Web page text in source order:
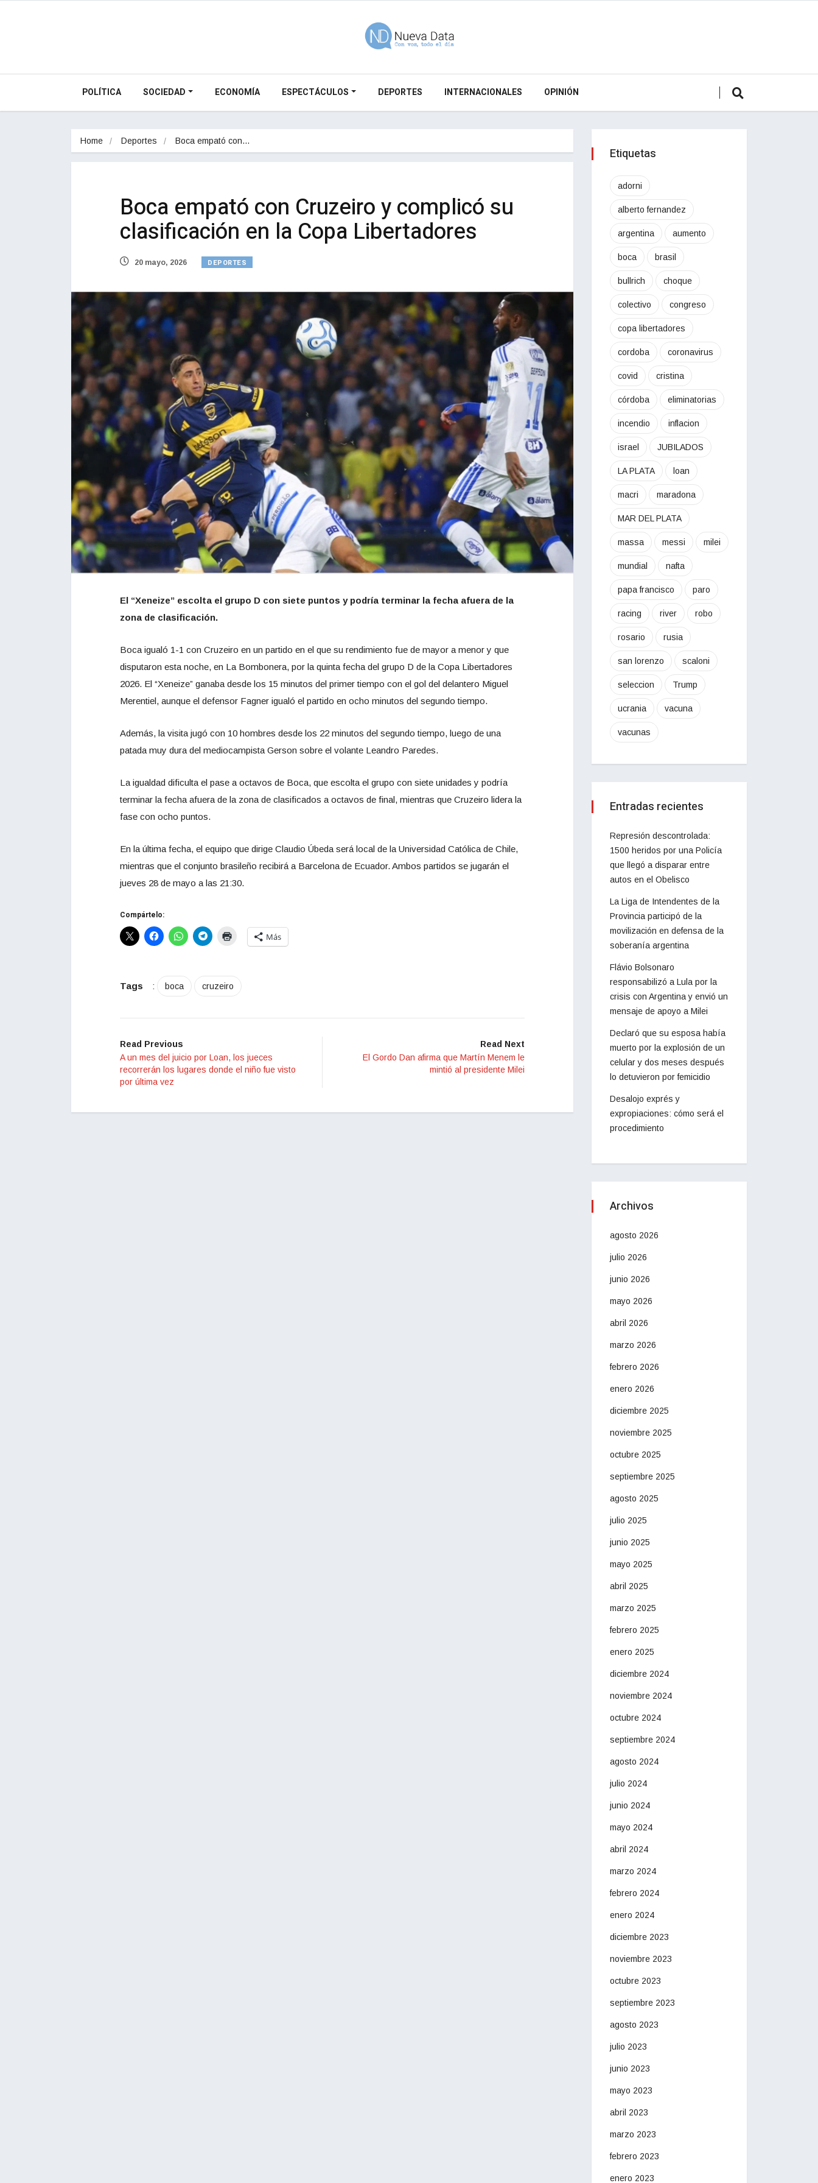
POLÍTICA SOCIEDAD ECONOMÍA ESPECTÁCULOS DEPORTES INTERNACIONALES OPINIÓN
Home Deportes Boca empató con…
Boca empató con Cruzeiro y complicó su
clasificación en la Copa Libertadores
20 mayo, 2026 DEPORTES
El “Xeneize” escolta el grupo D con siete puntos y podría terminar la fecha afuera de la
zona de clasificación.
Boca igualó 1-1 con Cruzeiro en un partido en el que su rendimiento fue de mayor a menor y que
disputaron esta noche, en La Bombonera, por la quinta fecha del grupo D de la Copa Libertadores
2026. El “Xeneize” ganaba desde los 15 minutos del primer tiempo con el gol del delantero Miguel
Merentiel, aunque el defensor Fagner igualó el partido en ocho minutos del segundo tiempo.
Además, la visita jugó con 10 hombres desde los 22 minutos del segundo tiempo, luego de una
patada muy dura del mediocampista Gerson sobre el volante Leandro Paredes.
La igualdad dificulta el pase a octavos de Boca, que escolta el grupo con siete unidades y podría
terminar la fecha afuera de la zona de clasificados a octavos de final, mientras que Cruzeiro lidera la
fase con ocho puntos.
En la última fecha, el equipo que dirige Claudio Úbeda será local de la Universidad Católica de Chile,
mientras que el conjunto brasileño recibirá a Barcelona de Ecuador. Ambos partidos se jugarán el
jueves 28 de mayo a las 21:30.
Compártelo:
Más
Tags : boca cruzeiro
Read Previous
A un mes del juicio por Loan, los jueces
recorrerán los lugares donde el niño fue visto
por última vez
Read Next
El Gordo Dan afirma que Martín Menem le
mintió al presidente Milei
Etiquetas
adorni
alberto fernandez
argentina aumento
boca brasil
bullrich choque
colectivo congreso
copa libertadores
cordoba coronavirus
covid cristina
córdoba eliminatorias
incendio inflacion
israel JUBILADOS
LA PLATA loan
macri maradona
MAR DEL PLATA
massa messi milei
mundial nafta
papa francisco paro
racing river robo
rosario rusia
san lorenzo scaloni
seleccion Trump
ucrania vacuna
vacunas
Entradas recientes
Represión descontrolada:
1500 heridos por una Policía
que llegó a disparar entre
autos en el Obelisco
La Liga de Intendentes de la
Provincia participó de la
movilización en defensa de la
soberanía argentina
Flávio Bolsonaro
responsabilizó a Lula por la
crisis con Argentina y envió un
mensaje de apoyo a Milei
Declaró que su esposa había
muerto por la explosión de un
celular y dos meses después
lo detuvieron por femicidio
Desalojo exprés y
expropiaciones: cómo será el
procedimiento
Archivos
agosto 2026
julio 2026
junio 2026
mayo 2026
abril 2026
marzo 2026
febrero 2026
enero 2026
diciembre 2025
noviembre 2025
octubre 2025
septiembre 2025
agosto 2025
julio 2025
junio 2025
mayo 2025
abril 2025
marzo 2025
febrero 2025
enero 2025
diciembre 2024
noviembre 2024
octubre 2024
septiembre 2024
agosto 2024
julio 2024
junio 2024
mayo 2024
abril 2024
marzo 2024
febrero 2024
enero 2024
diciembre 2023
noviembre 2023
octubre 2023
septiembre 2023
agosto 2023
julio 2023
junio 2023
mayo 2023
abril 2023
marzo 2023
febrero 2023
enero 2023